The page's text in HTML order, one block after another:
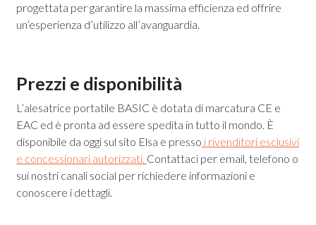
progettata per garantire la massima efficienza ed offrire
un’esperienza d’utilizzo all’avanguardia.
Prezzi e disponibilità
L’alesatrice portatile BASIC è dotata di marcatura CE e
EAC ed è pronta ad essere spedita in tutto il mondo. È
disponibile da oggi sul sito Elsa e presso i rivenditori esclusivi
e concessionari autorizzati. Contattaci per email, telefono o
sui nostri canali social per richiedere informazioni e
conoscere i dettagli.